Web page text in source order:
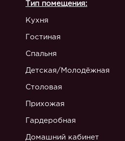
Тип помещения:
Кухня
Гостиная
Спальня
Детская/Молодёжная
Столовая
Прихожая
Гардеробная
Домашний кабинет